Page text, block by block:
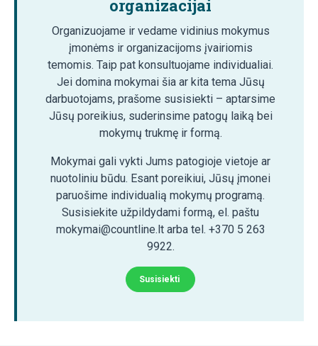
organizacijai
Organizuojame ir vedame vidinius mokymus
įmonėms ir organizacijoms įvairiomis
temomis. Taip pat konsultuojame individualiai.
Jei domina mokymai šia ar kita tema Jūsų
darbuotojams, prašome susisiekti – aptarsime
Jūsų poreikius, suderinsime patogų laiką bei
mokymų trukmę ir formą.
Mokymai gali vykti Jums patogioje vietoje ar
nuotoliniu būdu. Esant poreikiui, Jūsų įmonei
paruošime individualią mokymų programą.
Susisiekite užpildydami formą, el. paštu
mokymai@countline.lt arba tel. +370 5 263
9922.
Susisiekti